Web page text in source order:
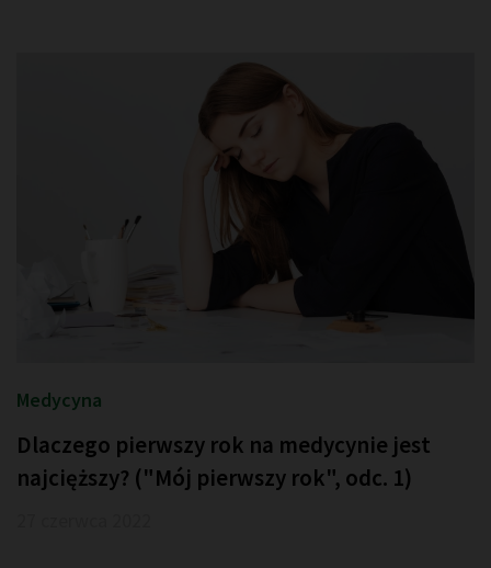
Medycyna
Dlaczego pierwszy rok na medycynie jest
najcięższy? ("Mój pierwszy rok", odc. 1)